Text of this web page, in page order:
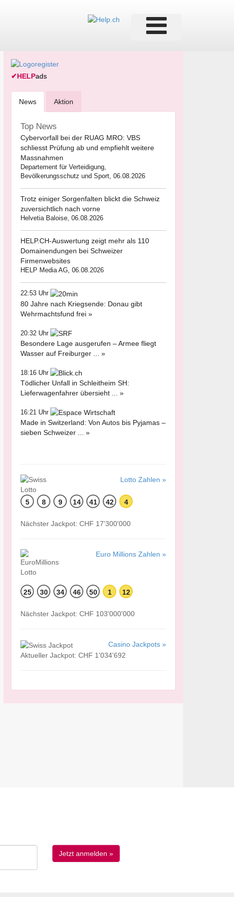
✔HELPads
News Aktion
Top News
Cybervorfall bei der RUAG MRO: VBS
schliesst Prüfung ab und empfiehlt weitere
Massnahmen
Departement für Verteidigung,
Bevölkerungsschutz und Sport, 06.08.2026
Trotz einiger Sorgenfalten blickt die Schweiz
zuversichtlich nach vorne
Helvetia Baloise, 06.08.2026
HELP.CH-Auswertung zeigt mehr als 110
Domainendungen bei Schweizer
Firmenwebsites
HELP Media AG, 06.08.2026
22:53 Uhr
80 Jahre nach Kriegsende: Donau gibt
Wehrmachtsfund frei »
20:32 Uhr
Besondere Lage ausgerufen – Armee fliegt
Wasser auf Freiburger ... »
18:16 Uhr
Tödlicher Unfall in Schleitheim SH:
Lieferwagenfahrer übersieht ... »
16:21 Uhr
Made in Switzerland: Von Autos bis Pyjamas –
sieben Schweizer ... »
Lotto Zahlen »
5 8 9 14 41 42 4
Nächster Jackpot: CHF 17'300'000
Euro Millions Zahlen »
25 30 34 46 50 1 12
Nächster Jackpot: CHF 103'000'000
Casino Jackpots »
Aktueller Jackpot: CHF 1'034'692